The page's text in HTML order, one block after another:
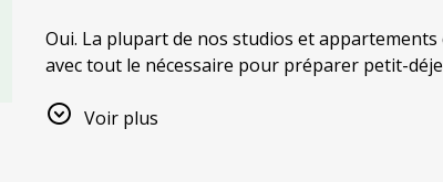
Oui. La plupart de nos studios et
avec tout le nécessaire pour préparer petit-
Voir plus